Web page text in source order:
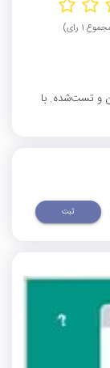
و تست‌شده. با
ثبت